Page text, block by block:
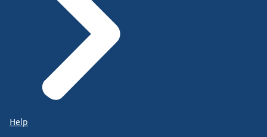
Help